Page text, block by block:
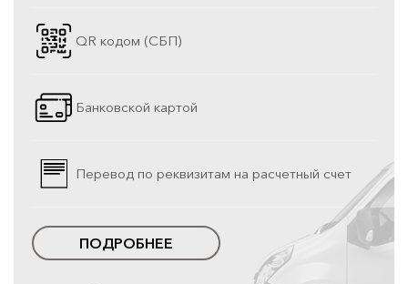
QR кодом (СБП)
Банковской картой
Перевод по реквизитам на расчетный счет
ПОДРОБНЕЕ